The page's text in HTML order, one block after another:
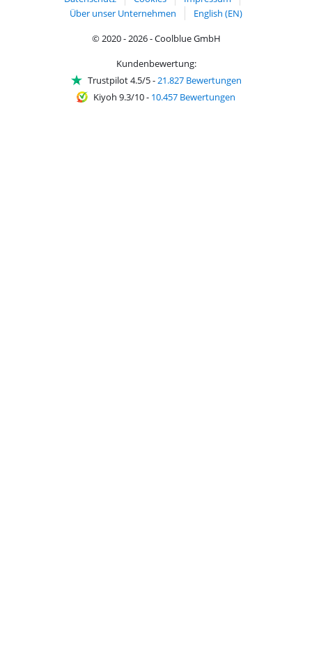
Über unser Unternehmen
English (EN)
© 2020 - 2026 - Coolblue GmbH
Kundenbewertung:
Trustpilot 4.5/5-21.827 Bewertungen
Kiyoh 9.3/10- 10.457 Bewertungen